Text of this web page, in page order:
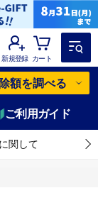
新規登録 カート
額を調べる
ご利用ガイド
関して